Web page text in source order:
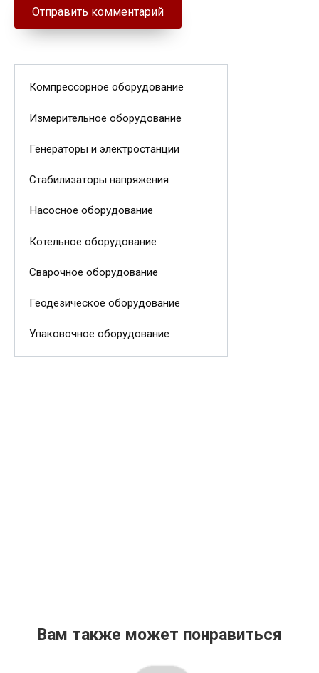
Компрессорное оборудование
Измерительное оборудование
Генераторы и электростанции
Стабилизаторы напряжения
Насосное оборудование
Котельное оборудование
Сварочное оборудование
Геодезическое оборудование
Упаковочное оборудование
Вам также может понравиться